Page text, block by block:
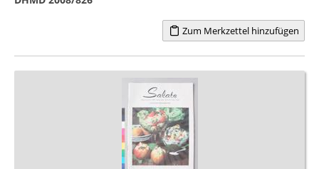
Zum Merkzettel hinzufügen